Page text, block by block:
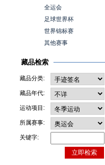
全运会
足球世界杯
世界锦标赛
其他赛事
藏品检索
藏品分类:
藏品年代:
运动项目:
所属赛事:
关键字: